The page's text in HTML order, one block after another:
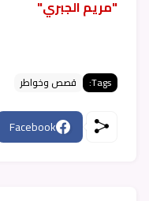
"مريم الجبري"
Tags: قصص وخواطر
Facebook